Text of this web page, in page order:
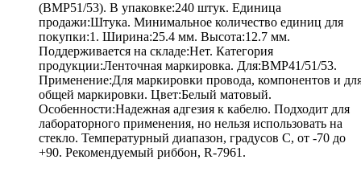
(BMP51/53). В упаковке:240 штук. Единица
продажи:Штука. Минимальное количество единиц для
покупки:1. Ширина:25.4 мм. Высота:12.7 мм.
Поддерживается на складе:Нет. Категория
продукции:Ленточная маркировка. Для:BMP41/51/53.
Применение:Для маркировки провода, компонентов и
общей маркировки. Цвет:Белый матовый.
Особенности:Надежная адгезия к кабелю. Подходит для
лабораторного применения, но нельзя использовать на
стекло. Температурный диапазон, градусов С, от -70 до
+90. Рекомендуемый риббон, R-7961.